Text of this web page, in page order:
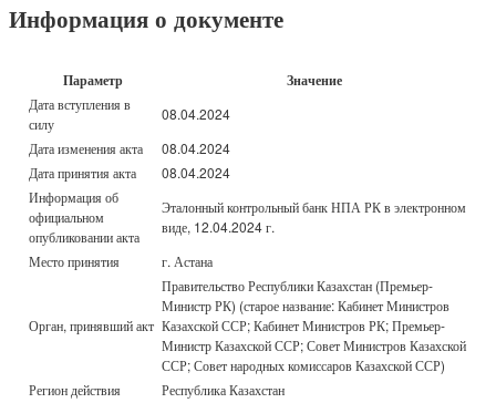
Информация о документе
Параметр Значение
Дата вступления в
силу
08.04.2024
Дата изменения акта
08.04.2024
Дата принятия акта
08.04.2024
Информация об
официальном
опубликовании акта
Эталонный контрольный банк НПА РК в электронном
виде, 12.04.2024 г.
Место принятия
г. Астана
Орган, принявший акт
Правительство Республики Казахстан (Премьер-
Министр РК) (старое название: Кабинет Министров
Казахской ССР; Кабинет Министров РК; Премьер-
Министр Казахской ССР; Совет Министров Казахской
ССР; Совет народных комиссаров Казахской ССР)
Регион действия
Республика Казахстан